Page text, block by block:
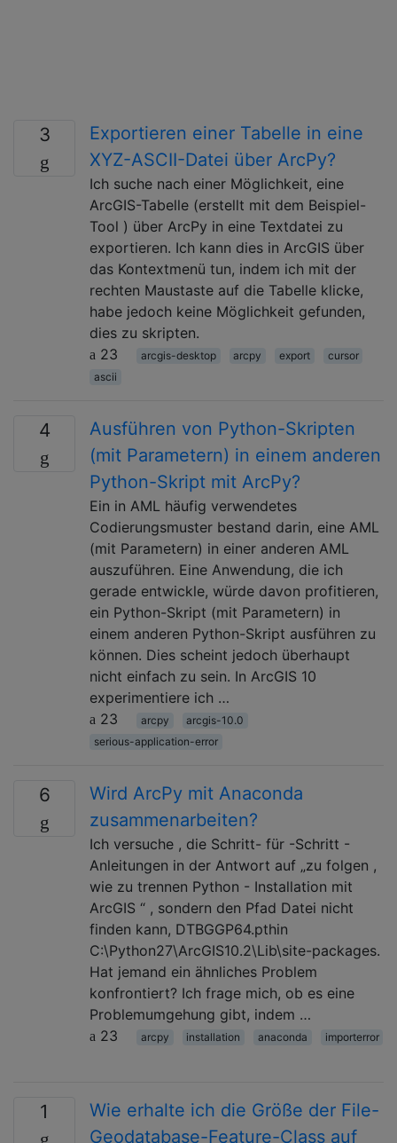
3
Exportieren einer Tabelle in eine
XYZ-ASCII-Datei über ArcPy?
Ich suche nach einer Möglichkeit, eine
ArcGIS-Tabelle (erstellt mit dem Beispiel-
Tool ) über ArcPy in eine Textdatei zu
exportieren. Ich kann dies in ArcGIS über
das Kontextmenü tun, indem ich mit der
rechten Maustaste auf die Tabelle klicke,
habe jedoch keine Möglichkeit gefunden,
dies zu skripten.
23
arcgis-desktop arcpy export
cursor
ascii
4
Ausführen von Python-Skripten
(mit Parametern) in einem anderen
Python-Skript mit ArcPy?
Ein in AML häufig verwendetes
Codierungsmuster bestand darin, eine AML
(mit Parametern) in einer anderen AML
auszuführen. Eine Anwendung, die ich
gerade entwickle, würde davon profitieren,
ein Python-Skript (mit Parametern) in
einem anderen Python-Skript ausführen zu
können. Dies scheint jedoch überhaupt
nicht einfach zu sein. In ArcGIS 10
experimentiere ich …
23
arcpy
arcgis-10.0
serious-application-error
6
Wird ArcPy mit Anaconda
zusammenarbeiten?
Ich versuche , die Schritt- für -Schritt -
Anleitungen in der Antwort auf „zu folgen ,
wie zu trennen Python - Installation mit
ArcGIS “ , sondern den Pfad Datei nicht
finden kann, DTBGGP64.pthin
C:\Python27\ArcGIS10.2\Lib\site-packages.
Hat jemand ein ähnliches Problem
konfrontiert? Ich frage mich, ob es eine
Problemumgehung gibt, indem …
23
arcpy installation anaconda importerror
1
Wie erhalte ich die Größe der File-
Geodatabase-Feature-Class auf